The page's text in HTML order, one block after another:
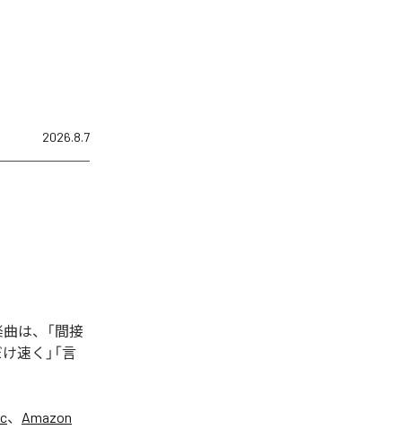
2026.8.7
は、「間接
速く」「言
、 Amazon